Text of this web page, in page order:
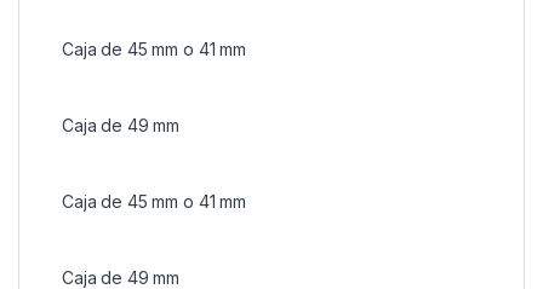
Caja de 45 mm o 41 mm
Caja de 49 mm
Caja de 45 mm o 41 mm
Caja de 49 mm